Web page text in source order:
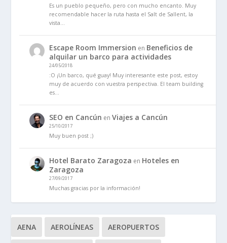
Es un pueblo pequeño, pero con mucho encanto. Muy
recomendable hacer la ruta hasta el Salt de Sallent, la
vista…
Escape Room Immersion en Beneficios de
alquilar un barco para actividades
24/05/2018
:O ¡Un barco, qué guay! Muy interesante este post, estoy
muy de acuerdo con vuestra perspectiva. El team building
es…
SEO en Cancún enViajes a Cancún
25/10/2017
Muy buen post ;)
Hotel Barato Zaragoza en Hoteles en
Zaragoza
27/09/2017
Muchas gracias por la información!
AENA AEROLÍNEAS AEROPUERTOS